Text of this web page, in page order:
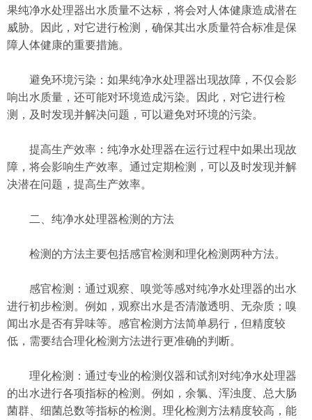
果纯净水处理器出水质量不达标，将会对人体健康造成潜在
威胁。因此，对它进行检测，确保其出水质量符合标准是保
障人体健康的重要措施。
避免环境污染：如果纯净水处理器出现故障，不仅会影
响出水质量，还可能对环境造成污染。因此，对它进行检
测，及时发现并解决问题，可以避免对环境的污染。
提高生产效率：纯净水处理器在运行过程中如果出现故
障，将会影响生产效率。通过定期检测，可以及时发现并解
决潜在问题，提高生产效率。
二、纯净水处理器检测的方法
检测的方法主要包括感官检测和理化检测两种方法。
感官检测：通过观察、嗅觉等感对纯净水处理器的出水
进行初步检测。例如，观察出水是否清澈透明、无杂质；嗅
闻出水是否有异味等。感官检测方法简单易行，但精度较
低，需要结合理化检测方法进行更准确的判断。
理化检测：通过专业的检测仪器和试剂对纯净水处理器
的出水进行各项指标的检测。例如，余氯、浑浊度、总大肠
菌群、细菌总数等指标的检测。理化检测方法精度较高，能